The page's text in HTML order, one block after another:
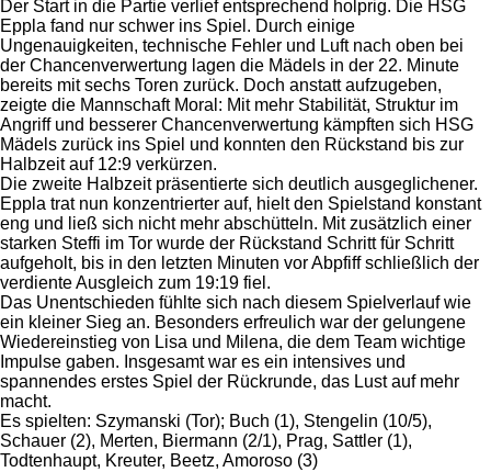
Der Start in die Partie verlief entsprechend holprig. Die HSG
Eppla fand nur schwer ins Spiel. Durch einige
Ungenauigkeiten, technische Fehler und Luft nach oben bei
der Chancenverwertung lagen die Mädels in der 22. Minute
bereits mit sechs Toren zurück. Doch anstatt aufzugeben,
zeigte die Mannschaft Moral: Mit mehr Stabilität, Struktur im
Angriff und besserer Chancenverwertung kämpften sich HSG
Mädels zurück ins Spiel und konnten den Rückstand bis zur
Halbzeit auf 12:9 verkürzen.
Die zweite Halbzeit präsentierte sich deutlich ausgeglichener.
Eppla trat nun konzentrierter auf, hielt den Spielstand konstant
eng und ließ sich nicht mehr abschütteln. Mit zusätzlich einer
starken Steffi im Tor wurde der Rückstand Schritt für Schritt
aufgeholt, bis in den letzten Minuten vor Abpfiff schließlich der
verdiente Ausgleich zum 19:19 fiel.
Das Unentschieden fühlte sich nach diesem Spielverlauf wie
ein kleiner Sieg an. Besonders erfreulich war der gelungene
Wiedereinstieg von Lisa und Milena, die dem Team wichtige
Impulse gaben. Insgesamt war es ein intensives und
spannendes erstes Spiel der Rückrunde, das Lust auf mehr
macht.
Es spielten: Szymanski (Tor); Buch (1), Stengelin (10/5),
Schauer (2), Merten, Biermann (2/1), Prag, Sattler (1),
Todtenhaupt, Kreuter, Beetz, Amoroso (3)